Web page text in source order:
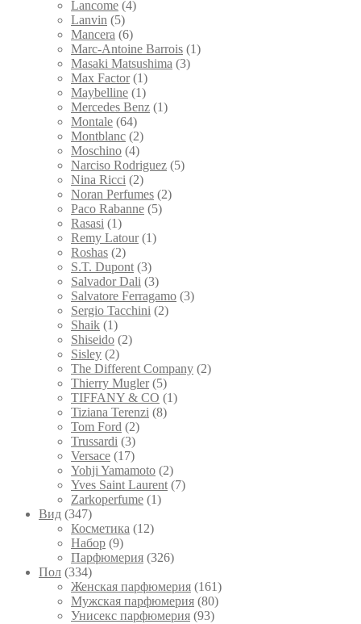
Lancome (4)
Lanvin (5)
Mancera (6)
Marc-Antoine Barrois (1)
Masaki Matsushima (3)
Max Factor (1)
Maybelline (1)
Mercedes Benz (1)
Montale (64)
Montblanc (2)
Moschino (4)
Narciso Rodriguez (5)
Nina Ricci (2)
Noran Perfumes (2)
Paco Rabanne (5)
Rasasi (1)
Remy Latour (1)
Roshas (2)
S.T. Dupont (3)
Salvador Dali (3)
Salvatore Ferragamo (3)
Sergio Tacchini (2)
Shaik (1)
Shiseido (2)
Sisley (2)
The Different Company (2)
Thierry Mugler (5)
TIFFANY & CO (1)
Tiziana Terenzi (8)
Tom Ford (2)
Trussardi (3)
Versace (17)
Yohji Yamamoto (2)
Yves Saint Laurent (7)
Zarkoperfume (1)
Вид (347)
Косметика (12)
Набор (9)
Парфюмерия (326)
Пол (334)
Женская парфюмерия (161)
Мужская парфюмерия (80)
Унисекс парфюмерия (93)